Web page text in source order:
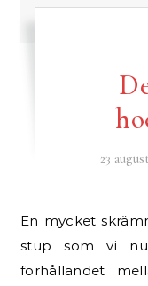
23
En mycket skrämmande kurva är detta ekologiska
stup som vi
förhållandet